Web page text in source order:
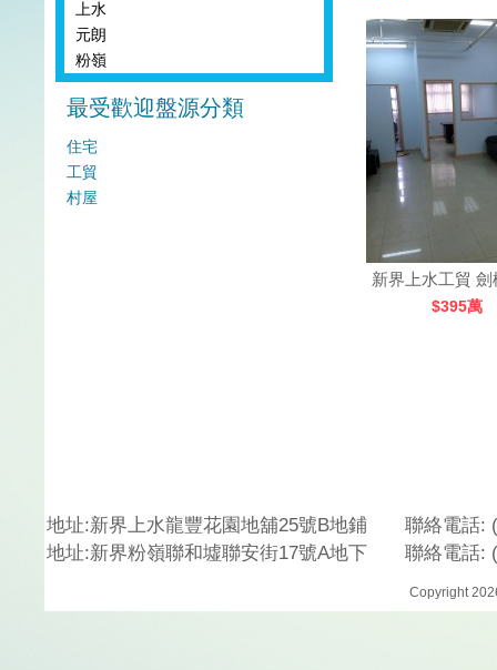
上水
元朗
粉嶺
最受歡迎盤源分類
住宅
工貿
村屋
新界上水工貿
$395萬
地址:新界上水龍豐花園地舖25號B地鋪 聯絡電話:
地址:新界粉嶺聯和墟聯安街17號A地下 聯絡電話:
Copyright